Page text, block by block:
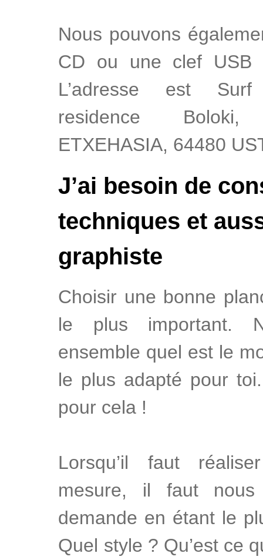
Nous pouvons
CD ou une clef USB
L’adresse est
residence
ETXEHASIA, 64480
J’ai besoin de
techniques et
graphiste
Choisir une bonne
le plus important.
ensemble quel est le
le plus adapté pour
pour cela !
Lorsqu’il faut
mesure, il faut nous
demande en étant le
Quel style ? Qu’est ce